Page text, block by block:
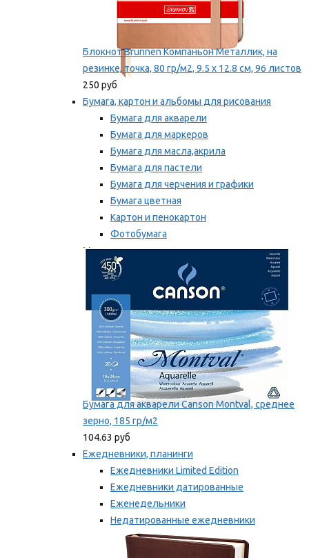
Блокнот Brunnen Компаньон Металлик, на
резинке, точка, 80 гр/м2, 9.5 х 12.8 см, 96 листов
250 руб
Бумага, картон и альбомы для рисования
Бумага для акварели
Бумага для маркеров
Бумага для масла,акрила
Бумага для пастели
Бумага для черчения и графики
Бумага цветная
Картон и пенокартон
Фотобумага
Мы рекомендуем
Бумага для акварели Canson Montval, среднее
зерно, 185 гр/м2
104.63 руб
Ежедневники, планинги
Ежедневники Limited Edition
Ежедневники датированные
Еженедельники
Недатированные ежедневники
Планинги
Мы рекомендуем